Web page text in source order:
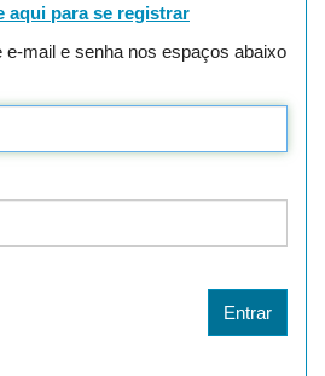
aqui para se registrar
e-mail e senha nos espaços abaixo